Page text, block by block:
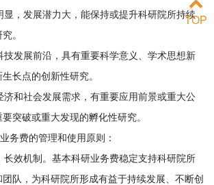
，发展潜力大，能保持或提升科研院所持续
。
发展前沿，具有重要科学意义、学术思想新
长点的创新性研究。
和社会发展需求，有重要应用前景或重大公
突破或重大发现的孵化性研究。
费的管理和使用原则：
效机制。基本科研业务费稳定支持科研院所
队，为科研院所形成有益于持续发展、不断创
TOP